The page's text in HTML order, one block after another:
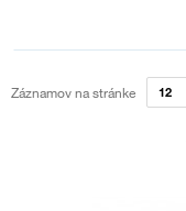
Záznamov na stránke 12